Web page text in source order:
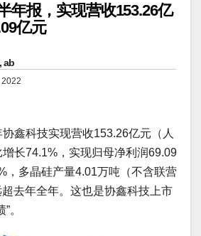
年报，实现营收153.26亿
亿元
ab
2022
鑫科技实现营收153.26亿元（人
长74.1%，实现归母净利润69.09
，多晶硅产量4.01万吨（不含联营
去年全年。 这也是协鑫科技上市
。